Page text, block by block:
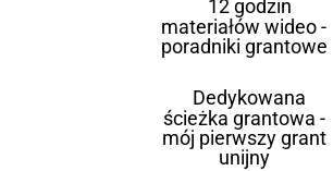
12 godzin
materiałów wideo -
poradniki grantowe
Dedykowana
ścieżka grantowa -
mój pierwszy grant
unijny